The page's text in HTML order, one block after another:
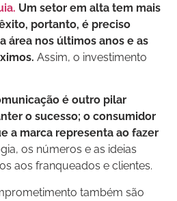
Um setor em alta tem mais
portanto, é preciso
área nos últimos anos e as
Assim, o investimento
é outro pilar
o sucesso; o consumidor
a marca representa ao fazer
os números e as ideias
aos franqueados e clientes.
também são